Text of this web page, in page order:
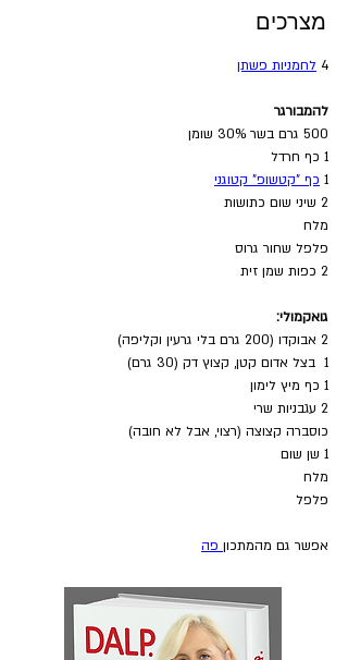
מצרכים
4 לחמניות פשתן
להמבורגר
500 גרם בשר 30% שומן
1 כף חרדל
1 כף "קטשופ" קטוגני
2 שיני שום כתושות
מלח
פלפל שחור גרוס
2 כפות שמן זית
גואקמולי:
2 אבוקדו (200 גרם בלי גרעין וקליפה)
1  בצל אדום קטן, קצוץ דק (30 גרם)
1 כף מיץ לימון
2 עגבניות שרי
כוסברה קצוצה (רצוי, אבל לא חובה)
1 שן שום
מלח
פלפל
אפשר גם מהמתכון פה